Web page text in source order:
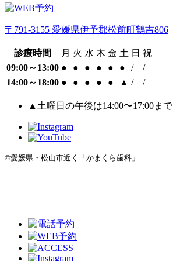
〒791-3155 愛媛県伊予郡松前町鶴吉806
診療時間 月 火 水 木 金 土 日 祝
09:00～13:00 ● ● ● ● ● ● /
/
14:00～18:00 ● ● ● ● ● ▲ / /
▲土曜日の午後は14:00〜17:00まで
©愛媛県・松山市近く「かまくら歯科」